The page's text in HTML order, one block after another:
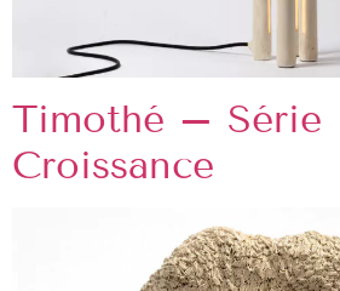
Timothé – Série
Croissance